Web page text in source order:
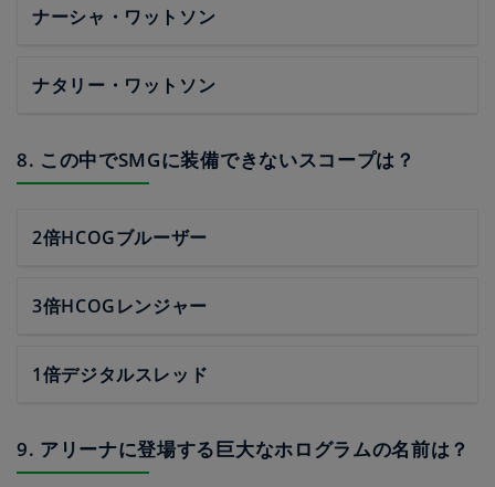
ナーシャ・ワットソン
ナタリー・ワットソン
8. この中でSMGに装備できないスコープは？
2倍HCOGブルーザー
3倍HCOGレンジャー
1倍デジタルスレッド
9. アリーナに登場する巨大なホログラムの名前は？